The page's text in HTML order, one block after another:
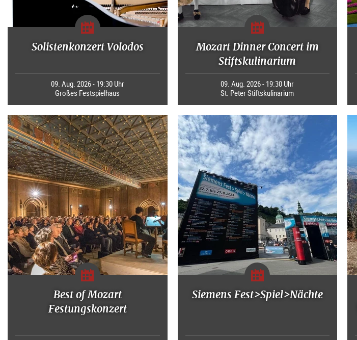
Solistenkonzert Volodos
09. Aug. 2026 - 19:30 Uhr
Großes Festspielhaus
Mozart Dinner Concert im
Stiftskulinarium
09. Aug. 2026 - 19:30 Uhr
St. Peter Stiftskulinarium
Best of Mozart
Festungskonzert
Siemens Fest>Spiel>Nächte